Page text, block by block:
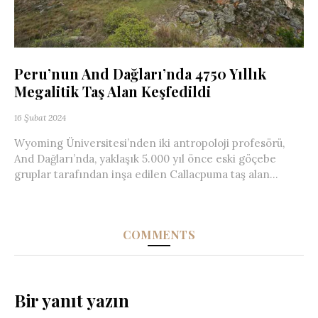
Peru’nun And Dağları’nda 4750 Yıllık
Megalitik Taş Alan Keşfedildi
16 Şubat 2024
Wyoming Üniversitesi’nden iki antropoloji profesörü,
And Dağları’nda, yaklaşık 5.000 yıl önce eski göçebe
gruplar tarafından inşa edilen Callacpuma taş alan...
COMMENTS
Bir yanıt yazın